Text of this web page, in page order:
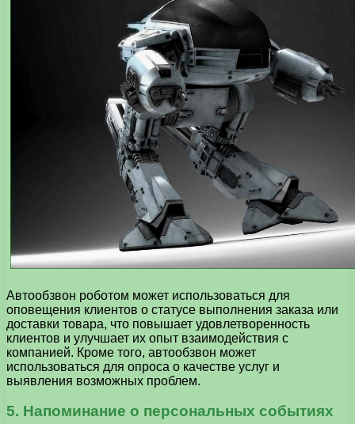
Автообзвон роботом может использоваться для
оповещения клиентов о статусе выполнения заказа или
доставки товара, что повышает удовлетворенность
клиентов и улучшает их опыт взаимодействия с
компанией. Кроме того, автообзвон может
использоваться для опроса о качестве услуг и
выявления возможных проблем.
5. Напоминание о персональных событиях